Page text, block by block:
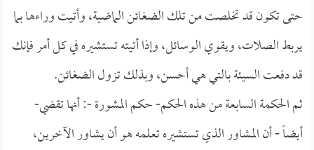
حتى تكون قد تخلصت من تلك الضغائن الماضية، وأتيت وراءها بما
يربط الصلات، ويقوي الوسائل، وإذا أتيته تستشيره في كل أمر فإنك
قد دفعت السيئة بالتي هي أحسن، وبذلك تزول الضغائن.
ثم الحكمة السابعة من هذه الحكم- حكم المشورة -: أنها تقضي-
أيضاً - أن المشاور الذي تستشيره تعلمه هو أن يشاور الآخرين،